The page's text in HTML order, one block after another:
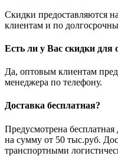
Скидки предоставляются
клиентам и по
Есть ли у Вас скидки для
Да, оптовым клиентам
менеджера по телефону.
Доставка бесплатная?
Предусмотрена бесплатная
на сумму от 50 тыс.руб.
транспортными